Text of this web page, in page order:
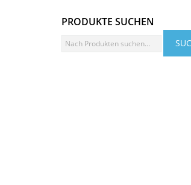
PRODUKTE SUCHEN